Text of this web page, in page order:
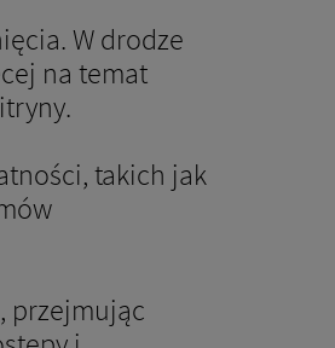
W drodze
na temat
takich jak
przejmując